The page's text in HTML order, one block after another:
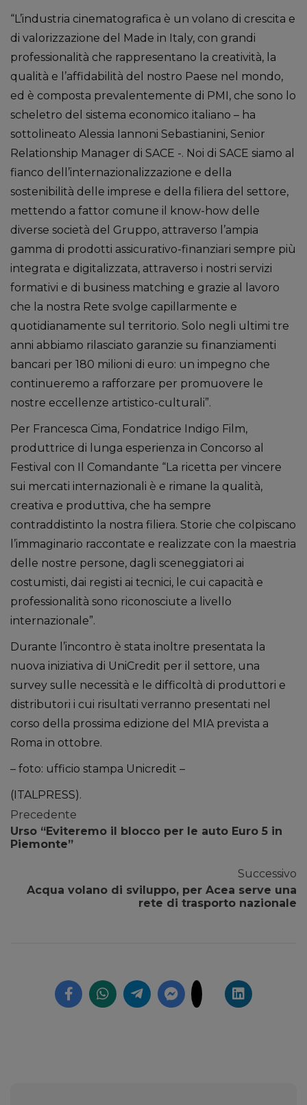
“L’industria cinematografica è un volano di crescita e
di valorizzazione del Made in Italy, con grandi
professionalità che rappresentano la creatività, la
qualità e l’affidabilità del nostro Paese nel mondo,
ed è composta prevalentemente di PMI, che sono lo
scheletro del sistema economico italiano – ha
sottolineato Alessia Iannoni Sebastianini, Senior
Relationship Manager di SACE -. Noi di SACE siamo al
fianco dell’internazionalizzazione e della
sostenibilità delle imprese e della filiera del settore,
mettendo a fattor comune il know-how delle
diverse società del Gruppo, attraverso l’ampia
gamma di prodotti assicurativo-finanziari sempre più
integrata e digitalizzata, attraverso i nostri servizi
formativi e di business matching e grazie al lavoro
che la nostra Rete svolge capillarmente e
quotidianamente sul territorio. Solo negli ultimi tre
anni abbiamo rilasciato garanzie su finanziamenti
bancari per 180 milioni di euro: un impegno che
continueremo a rafforzare per promuovere le
nostre eccellenze artistico-culturali”.
Per Francesca Cima, Fondatrice Indigo Film,
produttrice di lunga esperienza in Concorso al
Festival con Il Comandante “La ricetta per vincere
sui mercati internazionali è e rimane la qualità,
creativa e produttiva, che ha sempre
contraddistinto la nostra filiera. Storie che colpiscano
l’immaginario raccontate e realizzate con la maestria
delle nostre persone, dagli sceneggiatori ai
costumisti, dai registi ai tecnici, le cui capacità e
professionalità sono riconosciute a livello
internazionale”.
Durante l’incontro è stata inoltre presentata la
nuova iniziativa di UniCredit per il settore, una
survey sulle necessità e le difficoltà di produttori e
distributori i cui risultati verranno presentati nel
corso della prossima edizione del MIA prevista a
Roma in ottobre.
– foto: ufficio stampa Unicredit –
(ITALPRESS).
Precedente
Urso “Eviteremo il blocco per le auto Euro 5 in
Piemonte”
Successivo
Acqua volano di sviluppo, per Acea serve una
rete di trasporto nazionale